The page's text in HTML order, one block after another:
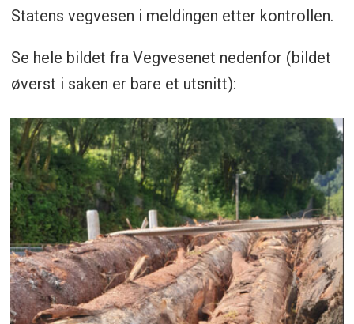
Statens vegvesen i meldingen etter kontrollen.
Se hele bildet fra Vegvesenet nedenfor (bildet
øverst i saken er bare et utsnitt):